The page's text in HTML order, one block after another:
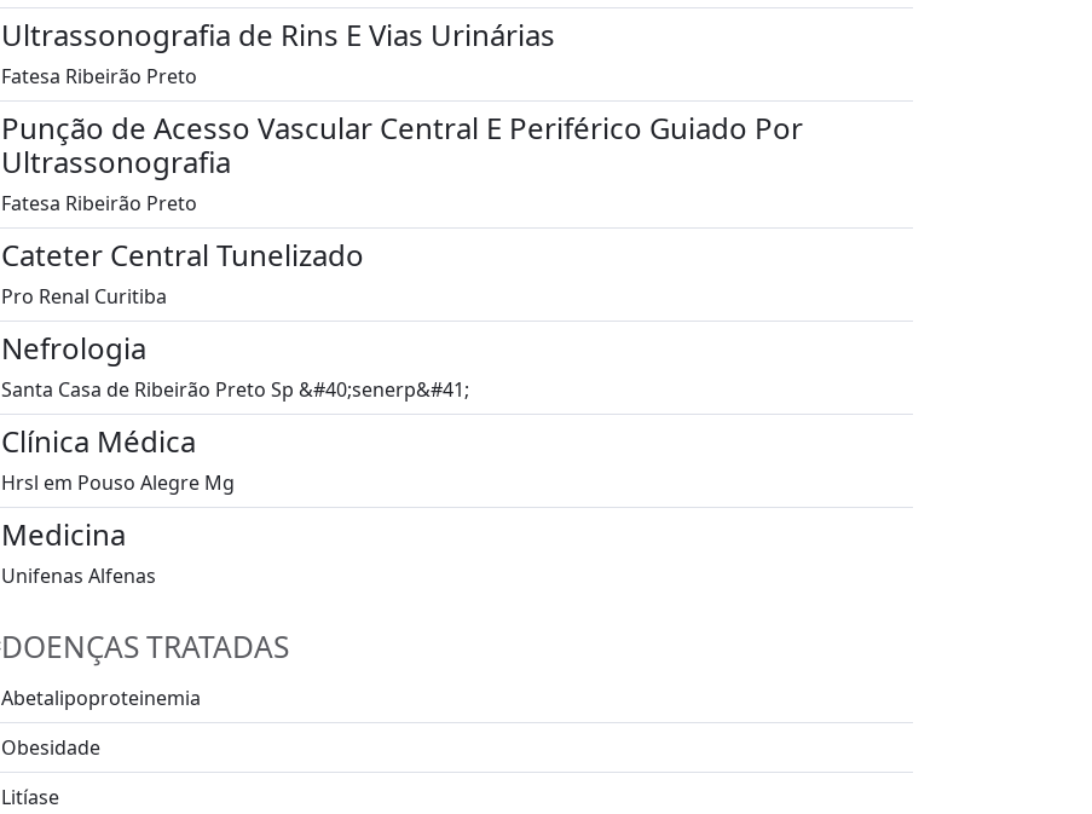
Ultrassonografia de Rins E Vias Urinárias
Fatesa Ribeirão Preto
Punção de Acesso Vascular Central E Periférico Guiado Por
Ultrassonografia
Fatesa Ribeirão Preto
Cateter Central Tunelizado
Pro Renal Curitiba
Nefrologia
Santa Casa de Ribeirão Preto Sp &#40;senerp&#41;
Clínica Médica
Hrsl em Pouso Alegre Mg
Medicina
Unifenas Alfenas
DOENÇAS TRATADAS
Abetalipoproteinemia
Obesidade
Litíase